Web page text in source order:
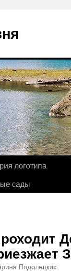
логотипа
сады
Подолецких